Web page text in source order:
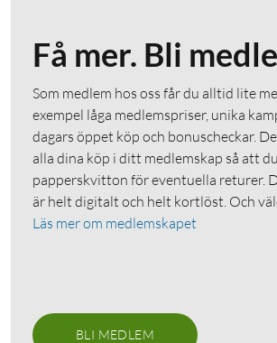
Få mer. Bli
Som medlem hos oss får du alltid lite
exempel låga medlemspriser, unika
dagars öppet köp och bonuscheckar.
alla dina köp i ditt medlemskap så att
papperskvitton för eventuella returer.
är helt digitalt och helt kortlöst. Och
Läs mer om medlemskapet
BLI MEDLEM